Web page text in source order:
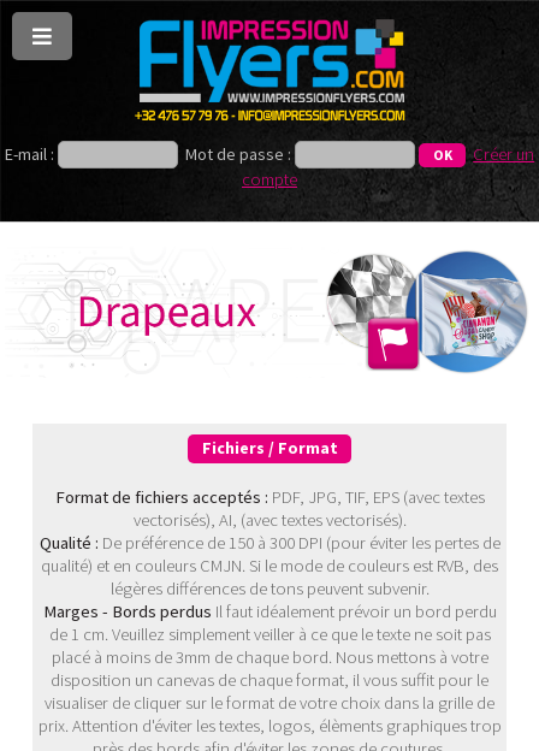
E-mail : Mot de passe :
Créer un
compte
Fichiers / Format
Format de fichiers acceptés : PDF, JPG, TIF, EPS (avec textes
vectorisés), AI, (avec textes vectorisés).
Qualité : De préférence de 150 à 300 DPI (pour éviter les pertes de
qualité) et en couleurs CMJN. Si le mode de couleurs est RVB, des
légères différences de tons peuvent subvenir.
Marges - Bords perdus Il faut idéalement prévoir un bord perdu
de 1 cm. Veuillez simplement veiller à ce que le texte ne soit pas
placé à moins de 3mm de chaque bord. Nous mettons à votre
disposition un canevas de chaque format, il vous suffit pour le
visualiser de cliquer sur le format de votre choix dans la grille de
prix. Attention d'éviter les textes, logos, élèments graphiques trop